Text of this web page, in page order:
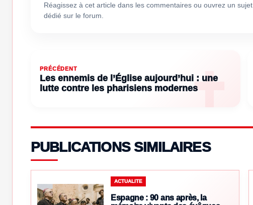
Réagissez à cet article dans les commentaires ou ouvrez un sujet
dédié sur le forum.
PRÉCÉDENT
Les ennemis de l’Église aujourd’hui : une
lutte contre les pharisiens modernes
PUBLICATIONS SIMILAIRES
ACTUALITE
Espagne : 90 ans après, la